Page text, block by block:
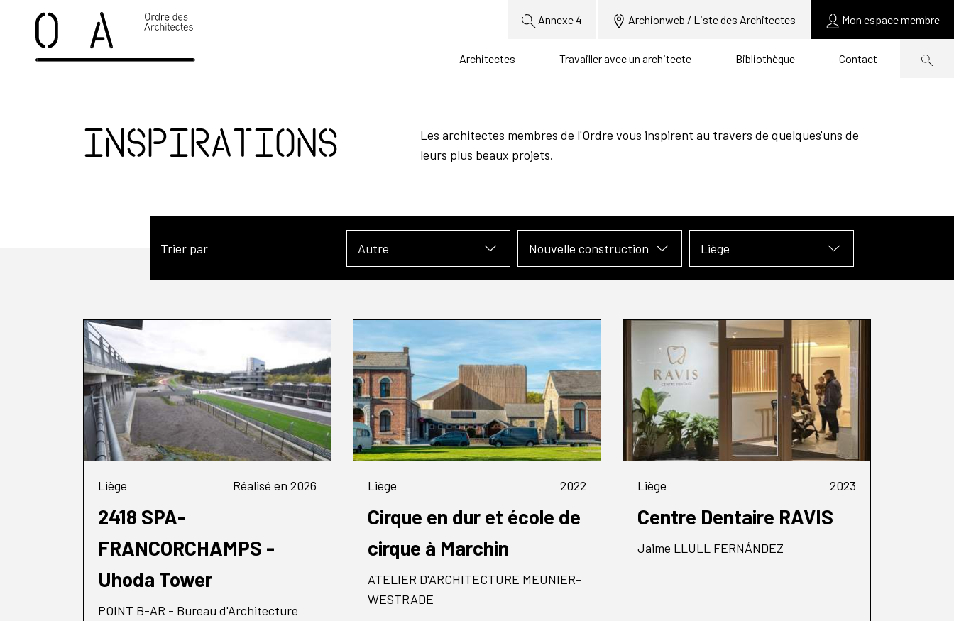
Annexe 4 Archionweb / Liste des Architectes Mon espace membre
Architectes Travailler avec un architecte Bibliothèque Contact
Inspirations
Les architectes membres de l'Ordre vous inspirent au travers de quelques'uns de
leurs plus beaux projets.
Trier par Autre Nouvelle construction Liège
Liège Réalisé en 2026
2418 SPA-
FRANCORCHAMPS -
Uhoda Tower
POINT B-AR - Bureau d'Architecture
Liège 2022
Cirque en dur et école de
cirque à Marchin
ATELIER D'ARCHITECTURE MEUNIER-
WESTRADE
Liège 2023
Centre Dentaire RAVIS
Jaime LLULL FERNÁNDEZ